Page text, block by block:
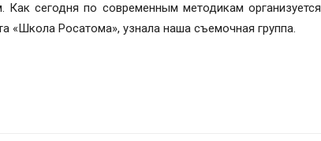
Как сегодня по современным методикам организуется
«Школа Росатома», узнала наша съемочная группа.